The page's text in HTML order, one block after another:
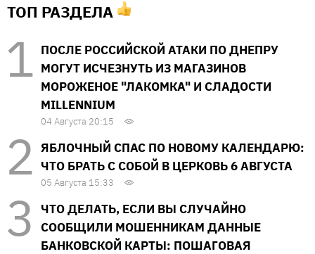
ТОП РАЗДЕЛА
ПОСЛЕ РОССИЙСКОЙ АТАКИ ПО ДНЕПРУ
МОГУТ ИСЧЕЗНУТЬ ИЗ МАГАЗИНОВ
МОРОЖЕНОЕ "ЛАКОМКА" И СЛАДОСТИ
MILLENNIUM
04 Августа 20:15
ЯБЛОЧНЫЙ СПАС ПО НОВОМУ КАЛЕНДАРЮ:
ЧТО БРАТЬ С СОБОЙ В ЦЕРКОВЬ 6 АВГУСТА
05 Августа 15:33
ЧТО ДЕЛАТЬ, ЕСЛИ ВЫ СЛУЧАЙНО
СООБЩИЛИ МОШЕННИКАМ ДАННЫЕ
БАНКОВСКОЙ КАРТЫ: ПОШАГОВАЯ